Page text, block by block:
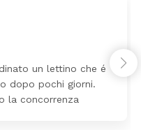
un lettino che é
dopo pochi giorni.
la concorrenza